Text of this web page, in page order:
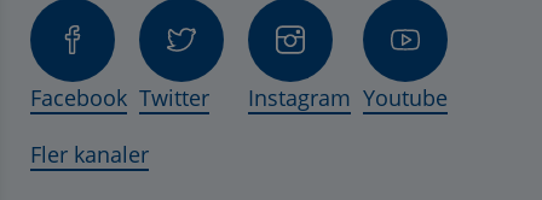
Facebook Twitter Instagram Youtube
Fler kanaler